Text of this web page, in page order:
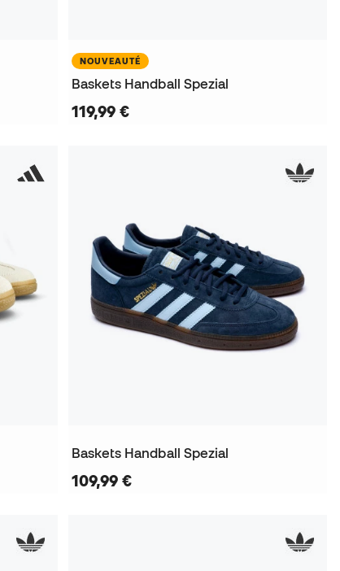
NOUVEAUTÉ
Baskets Handball Spezial
119,99 €
Baskets Handball Spezial
109,99 €